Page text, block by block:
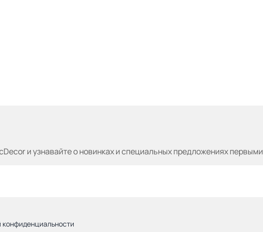
и узнавайтео новинках и специальных предложениях первыми